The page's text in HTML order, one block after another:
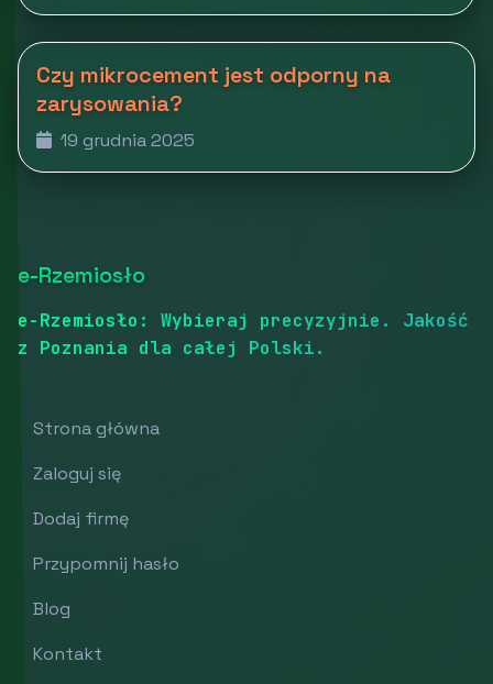
Czy mikrocement jest odporny na
zarysowania?
19 grudnia 2025
e-Rzemiosło
e-Rzemiosło: Wybieraj precyzyjnie. Jakość
z Poznania dla całej Polski.
Strona główna
Zaloguj się
Dodaj firmę
Przypomnij hasło
Blog
Kontakt